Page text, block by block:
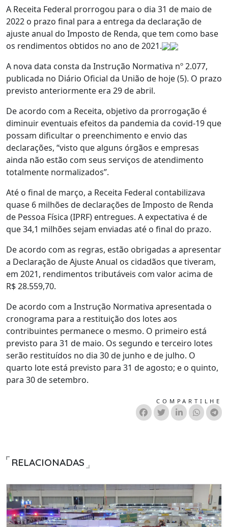
A Receita Federal prorrogou para o dia 31 de maio de
2022 o prazo final para a entrega da declaração de
ajuste anual do Imposto de Renda, que tem como base
os rendimentos obtidos no ano de 2021.
A nova data consta da Instrução Normativa nº 2.077,
publicada no Diário Oficial da União de hoje (5). O prazo
previsto anteriormente era 29 de abril.
De acordo com a Receita, objetivo da prorrogação é
diminuir eventuais efeitos da pandemia da covid-19 que
possam dificultar o preenchimento e envio das
declarações, “visto que alguns órgãos e empresas
ainda não estão com seus serviços de atendimento
totalmente normalizados”.
Até o final de março, a Receita Federal contabilizava
quase 6 milhões de declarações de Imposto de Renda
de Pessoa Física (IPRF) entregues. A expectativa é de
que 34,1 milhões sejam enviadas até o final do prazo.
De acordo com as regras, estão obrigadas a apresentar
a Declaração de Ajuste Anual os cidadãos que tiveram,
em 2021, rendimentos tributáveis com valor acima de
R$ 28.559,70.
De acordo com a Instrução Normativa apresentada o
cronograma para a restituição dos lotes aos
contribuintes permanece o mesmo. O primeiro está
previsto para 31 de maio. Os segundo e terceiro lotes
serão restituídos no dia 30 de junho e de julho. O
quarto lote está previsto para 31 de agosto; e o quinto,
para 30 de setembro.
COMPARTILHE
RELACIONADAS